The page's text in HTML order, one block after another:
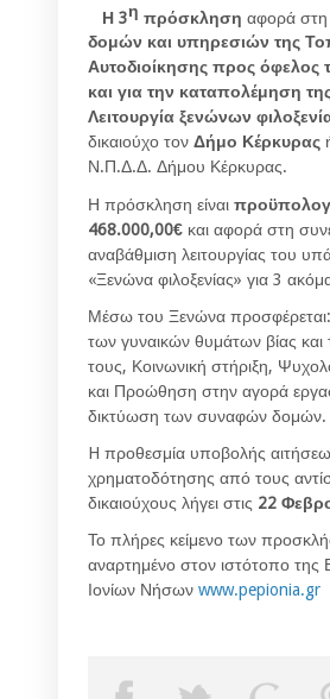
Η 3η πρόσκληση αφορά στη
δομών και υπηρεσιών της
Αυτοδιοίκησης προς όφελος
και για την καταπολέμηση
Λειτουργία ξενώνων
δικαιούχο τον Δήμο Κέρκυρας
Ν.Π.Δ.Δ. Δήμου Κέρκυρας.
Η πρόσκληση είναι
468.000,00€ και αφορά στη
αναβάθμιση λειτουργίας του
«Ξενώνα φιλοξενίας» για 3
Μέσω του Ξενώνα προσφέρεται:
των γυναικών θυμάτων βίας και
τους, Κοινωνική στήριξη,
και Προώθηση στην αγορά
δικτύωση των συναφών δομών.
H προθεσμία υποβολής
χρηματοδότησης από τους
δικαιούχους λήγει στις 22
Το πλήρες κείμενο των
αναρτημένο στον ιστότοπο
Ιονίων Νήσων www.pepionia.gr